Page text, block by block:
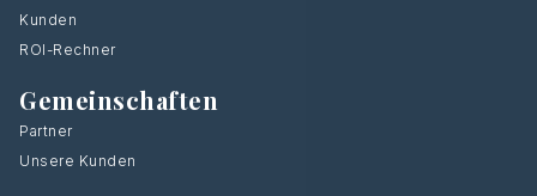
Kunden
ROI-Rechner
Gemeinschaften
Partner
Unsere Kunden